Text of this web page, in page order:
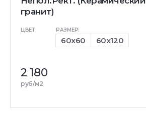
гранит)
ЦВЕТ: РАЗМЕР:
60x60 60x120
2 180
руб/м2